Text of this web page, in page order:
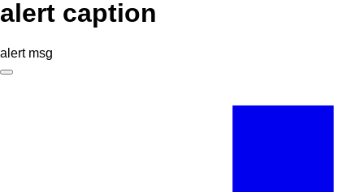
alert caption
alert msg